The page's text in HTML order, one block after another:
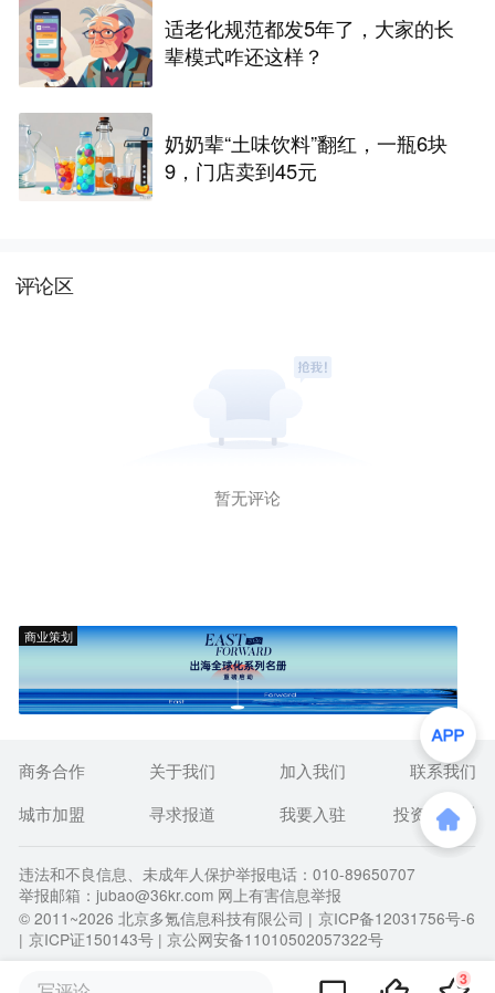
适老化规范都发5年了，大家的长
辈模式咋还这样？
奶奶辈“土味饮料”翻红，一瓶6块
9，门店卖到45元
评论区
暂无评论
商业策划
3
商务合作 关于我们 加入我们
联系我们
城市加盟
寻求报道 我要入驻 投资者关系
违法和不良信息、未成年人保护举报电话：010-89650707
举报邮箱：jubao@36kr.com 网上有害信息举报
© 2011~2026 北京多氪信息科技有限公司 | 京ICP备12031756号-6
| 京ICP证150143号 | 京公网安备11010502057322号